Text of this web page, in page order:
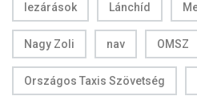
lezárások Lánchíd
Nagy Zoli nav OMSZ
Országos Taxis Szövetség